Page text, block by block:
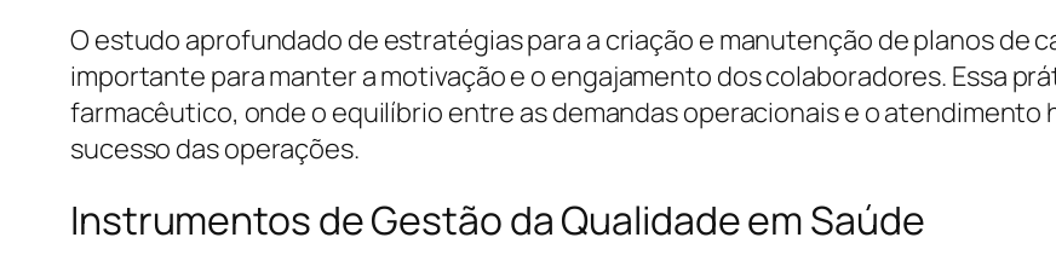
O estudo aprofundado de estratégias para a criação e manutenção de planos de
importante para manter a motivação e o engajamento dos colaboradores. Essa
farmacêutico, onde o equilíbrio entre as demandas operacionais e o
sucesso das operações.
Instrumentos de Gestão da Qualidade em Saúde